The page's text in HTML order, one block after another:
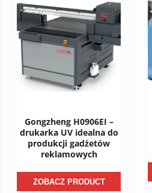
Gongzheng H0906EI –
drukarka UV idealna do
produkcji gadżetów
reklamowych
ZOBACZ PRODUCT